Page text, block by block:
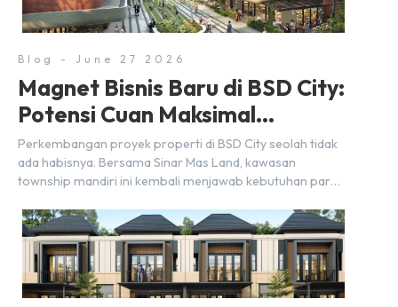
yang sangat mendukung […]
Blog - June 27 2026
Magnet Bisnis Baru di BSD City:
Potensi Cuan Maksimal
Selangkah dari Stasiun
Perkembangan proyek properti di BSD City seolah tidak
ada habisnya. Bersama Sinar Mas Land, kawasan
township mandiri ini kembali menjawab kebutuhan para
lewat kehadiran Wander Alley Walk. Ruko terbaru di BSD
City ini datang dengan keunggulan geografis yang
sangat strategis. Letaknya menempel langsung dengan
dua pusat pergerakan massa […]